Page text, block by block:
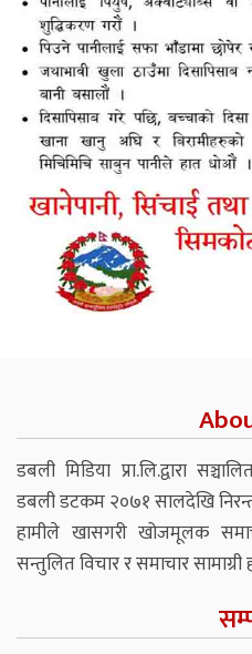
डबली मिडिया प्रा.लि.द्वारा
डबली डटकम २०७१ सालदेखि
हामीले खासगरी खोजमूलक
सन्तुलित विचार र समाचार सामाग्री